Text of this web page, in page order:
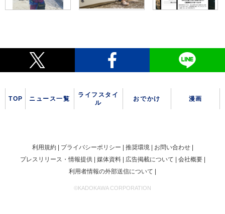
TOP ニュース一覧
ライフスタイ
ル
おでかけ 漫画
利用規約 プライバシーポリシー 推奨環境
お問い合わせ
プレスリリース・情報提供
媒体資料 広告掲載について
会社概要
利用者情報の外部送信について
©KADOKAWA CORPORATION